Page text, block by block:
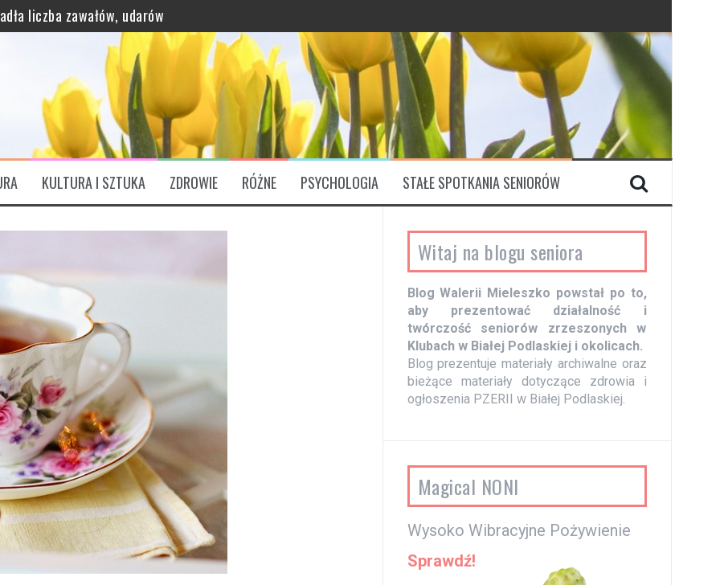
liczba zawałów, udarów
bogaty profil odżywczy
„Są Świętym Graalem”
KULTURA I SZTUKA ZDROWIE RÓŻNE PSYCHOLOGIA STAŁE SPOTKANIA SENIORÓW
Witaj na blogu seniora
Blog Walerii Mieleszko powstał po to,
aby prezentować działalność i
twórczość seniorów zrzeszonych w
Klubach w Białej Podlaskiej i okolicach.
Blog prezentuje materiały archiwalne oraz
bieżące materiały dotyczące zdrowia i
ogłoszenia PZERII w Białej Podlaskiej.
Magical NONI
Wysoko Wibracyjne Pożywienie
Sprawdź!